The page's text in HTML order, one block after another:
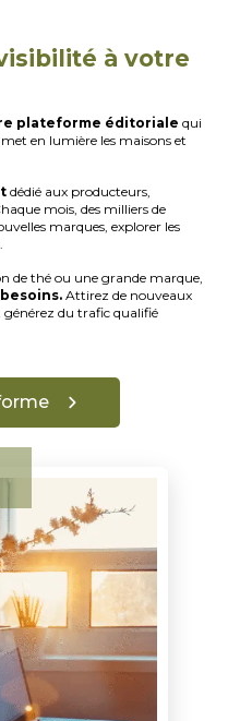
à votre
plateforme éditoriale qui
en lumière les maisons et
dédié aux producteurs,
mois, des milliers de
marques, explorer les
de thé ou une grande marque,
Attirez de nouveaux
du trafic qualifié